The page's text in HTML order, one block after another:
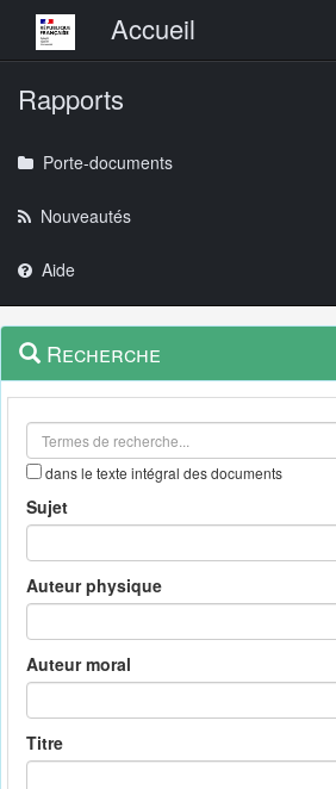
Menu principalAccueil
Rapports
Porte-documents
Nouveautés
Aide
Navigation
outils
Menu
contextuel
Recherche
dans le texte intégral des documents
Sujet
Auteur physique
Auteur moral
Titre